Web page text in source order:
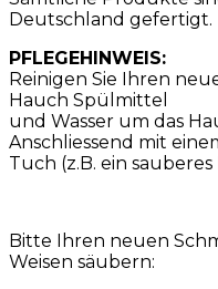
Deutschland gefertigt.
PFLEGEHINWEIS:
Reinigen Sie Ihren
Hauch Spülmittel
und Wasser um das
Anschliessend mit
Tuch (z.B. ein
Bitte Ihren neuen
Weisen säubern: